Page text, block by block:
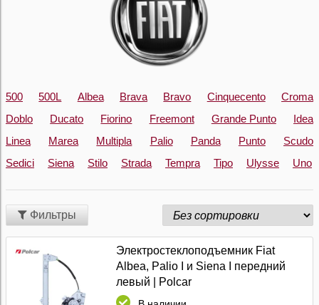
500 500L Albea Brava Bravo Cinquecento
Croma
Doblo
Ducato Fiorino Freemont Grande Punto
Idea
Linea
Marea Multipla Palio Panda Punto
Scudo
Sedici
Siena Stilo Strada Tempra Tipo Ulysse Uno
Фильтры
Электростеклоподъемник Fiat
Albea, Palio I и Siena I передний
левый | Polcar